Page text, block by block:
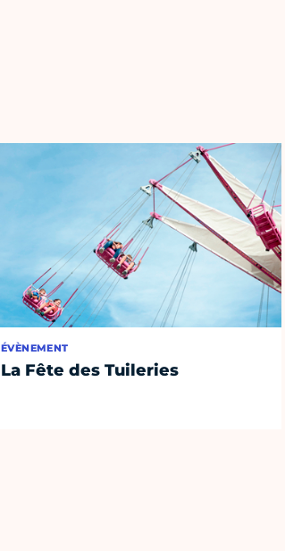
ÉVÈNEMENT
La Fête des Tuileries